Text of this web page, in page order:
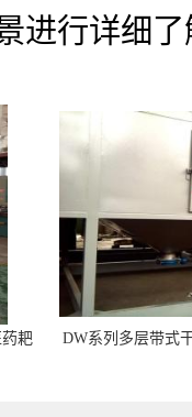
进行详细
耙
DW系列多层带式